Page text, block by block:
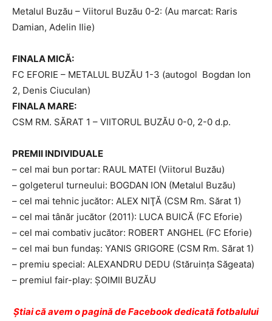
Metalul Buzău – Viitorul Buzău 0-2: (Au marcat: Raris
Damian, Adelin Ilie)
FINALA MICĂ:
FC EFORIE – METALUL BUZĂU 1-3 (autogol  Bogdan Ion
2, Denis Ciuculan)
FINALA MARE:
CSM RM. SĂRAT 1 – VIITORUL BUZĂU 0-0, 2-0 d.p.
PREMII INDIVIDUALE
– cel mai bun portar: RAUL MATEI (Viitorul Buzău)
– golgeterul turneului: BOGDAN ION (Metalul Buzău)
– cel mai tehnic jucător: ALEX NIŢĂ (CSM Rm. Sărat 1)
– cel mai tânăr jucător (2011): LUCA BUICĂ (FC Eforie)
– cel mai combativ jucător: ROBERT ANGHEL (FC Eforie)
– cel mai bun fundaş: YANIS GRIGORE (CSM Rm. Sărat 1)
– premiu special: ALEXANDRU DEDU (Stăruinţa Săgeata)
– premiul fair-play: ŞOIMII BUZĂU
Ştiai că avem o pagină de Facebook dedicată fotbalului